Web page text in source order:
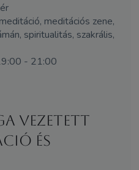
meditációs zene,
spiritualitás, szakrális,
- 21:00
vezetett
és